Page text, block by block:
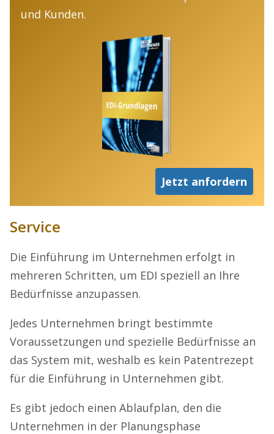
und Kunden.
Jetzt anfordern
Service
Die Einführung im Unternehmen erfolgt in
mehreren Schritten, um EDI speziell an Ihre
Bedürfnisse anzupassen.
Jedes Unternehmen bringt bestimmte
Voraussetzungen und spezielle Bedürfnisse an
das System mit, weshalb es kein Patentrezept
für die Einführung in Unternehmen gibt.
Es gibt jedoch einen Ablaufplan, den die
Unternehmen in der Planungsphase